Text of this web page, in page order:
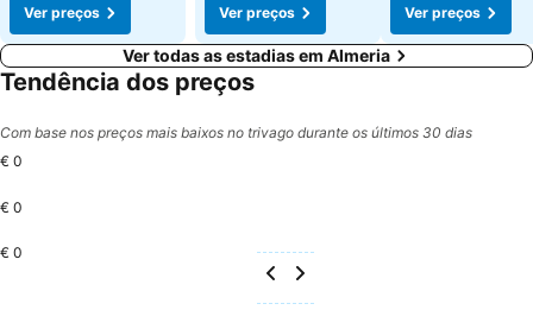
Ver preços
Ver preços
Ver preços
Ver todas as estadias em Almeria
Tendência dos preços
Com base nos preços mais baixos no trivago durante os últimos 30 dias
€ 0
€ 0
€ 0